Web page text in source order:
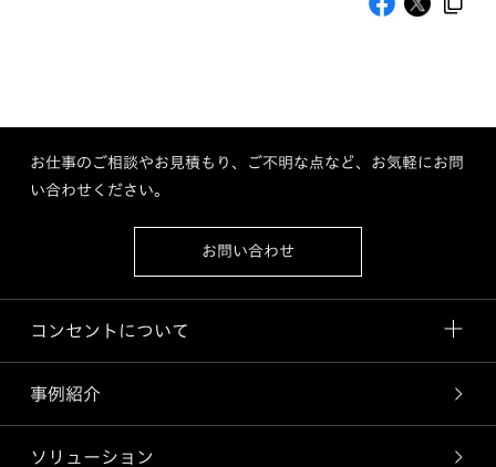
お仕事のご相談やお見積もり、ご不明な点など、お気軽にお問
い合わせください。
お問い合わせ
コンセントについて
事例紹介
ソリューション